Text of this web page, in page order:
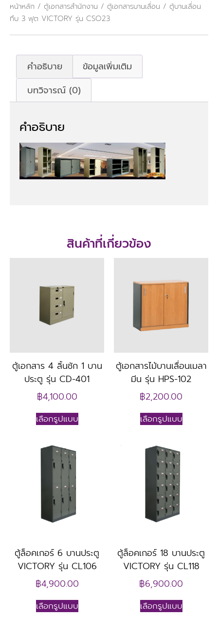
หน้าหลัก / ตู้เอกสารสำนักงาน / ตู้เอกสารบานเลื่อน / ตู้บานเลื่อน
ทึบ 3 ฟุต VICTORY รุ่น CSO23
คำอธิบาย
ข้อมูลเพิ่มเติม
บทวิจารณ์ (0)
คำอธิบาย
สินค้าที่เกี่ยวข้อง
ตู้เอกสาร 4 ลิ้นชัก 1 บาน
ประตู รุ่น CD-401
฿4,100.00
เลือกรูปแบบ
ตู้เอกสารไม้บานเลื่อนเมลา
มีน รุ่น HPS-102
฿2,200.00
เลือกรูปแบบ
ตู้ล็อคเกอร์ 6 บานประตู
VICTORY รุ่น CL106
฿4,900.00
เลือกรูปแบบ
ตู้ล็อคเกอร์ 18 บานประตู
VICTORY รุ่น CL118
฿6,900.00
เลือกรูปแบบ